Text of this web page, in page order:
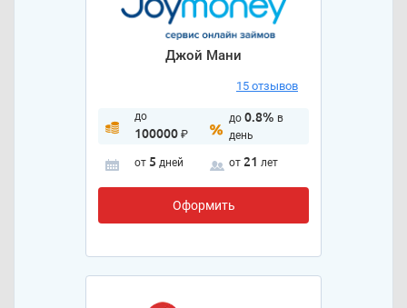
Джой Мани
15 отзывов
до
100000₽
до 0.8% в
день
от 5 дней от 21 лет
Оформить